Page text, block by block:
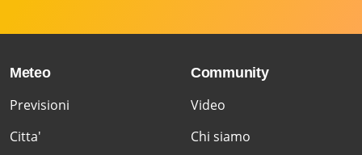
Meteo
Previsioni
Citta'
Community
Video
Chi siamo